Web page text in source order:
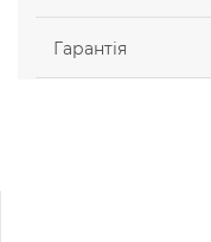
Гарантія